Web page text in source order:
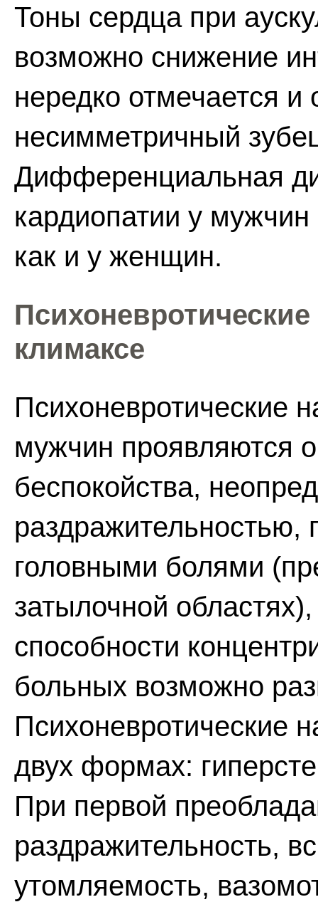
Тоны сердца при
возможно снижение
нередко отмечается и
несимметричный
Дифференциальная
кардиопатии у
как и у женщин.
климаксе
Психоневротические
мужчин проявляются
беспокойства,
головными болями
затылочной
способности
больных возможно
Психоневротические
двух формах:
При первой
раздражительность,
утомляемость,